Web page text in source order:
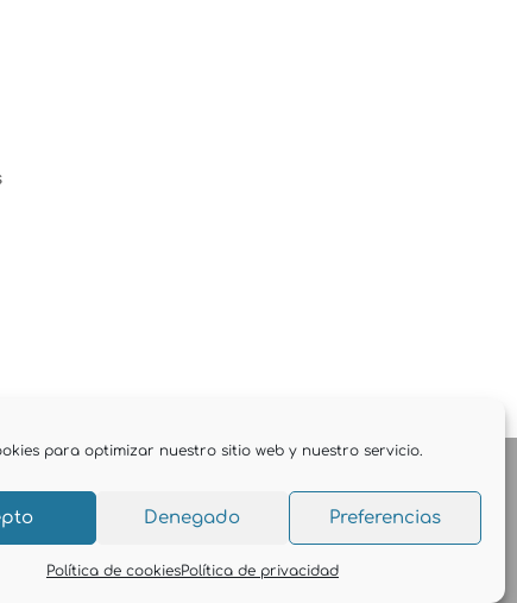
para optimizar nuestro sitio web y nuestro servicio.
Denegado Preferencias
Política de cookiesPolítica de privacidad